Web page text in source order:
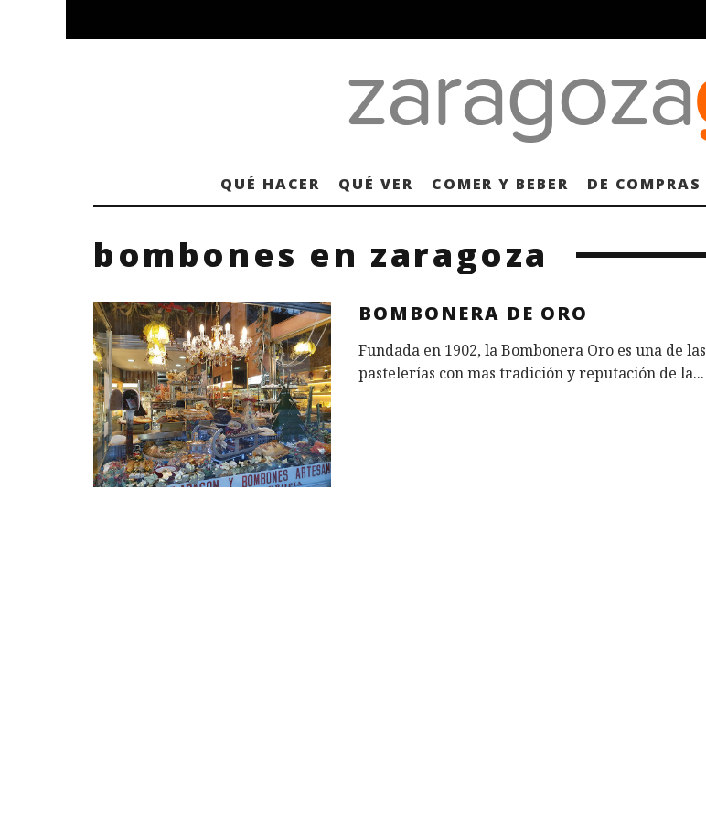
QUÉ HACER QUÉ VER COMER Y BEBER DE COMPRAS
bombones en zaragoza
BOMBONERA DE ORO
Fundada en 1902, la Bombonera Oro es una de las
pastelerías con mas tradición y reputación de la...